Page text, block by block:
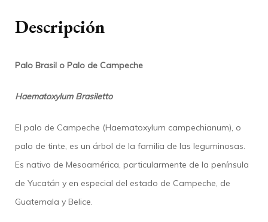
cantidad
Descripción
Palo Brasil o Palo de Campeche
Haematoxylum Brasiletto
El palo de Campeche (Haematoxylum campechianum), o
palo de tinte, es un árbol de la familia de las leguminosas.
Es nativo de Mesoamérica, particularmente de la península
de Yucatán y en especial del estado de Campeche, de
Guatemala y Belice.